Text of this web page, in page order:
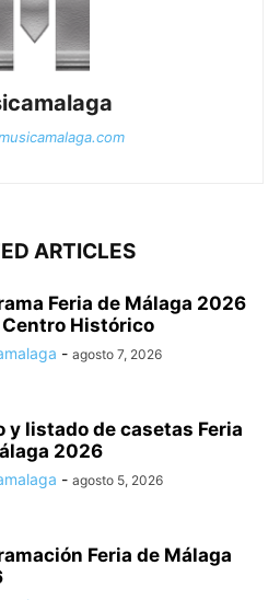
ARTICLES
Feria de Málaga 2026
Centro Histórico
- agosto 7, 2026
y listado de casetas Feria
2026
- agosto 5, 2026
Feria de Málaga